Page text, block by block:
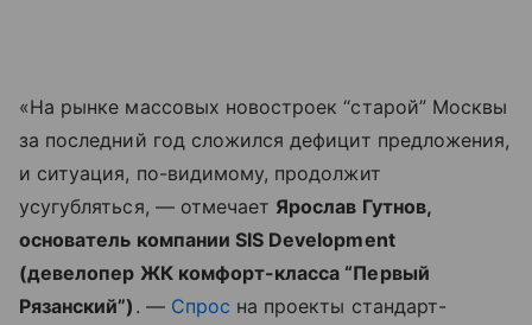
«На рынке массовых новостроек “старой” Москвы
за последний год сложился дефицит предложения,
и ситуация, по-видимому, продолжит
усугубляться, — отмечает Ярослав Гутнов,
основатель компании SIS Development
(девелопер ЖК комфорт-класса “Первый
Рязанский”) . — Спрос на проекты стандарт-